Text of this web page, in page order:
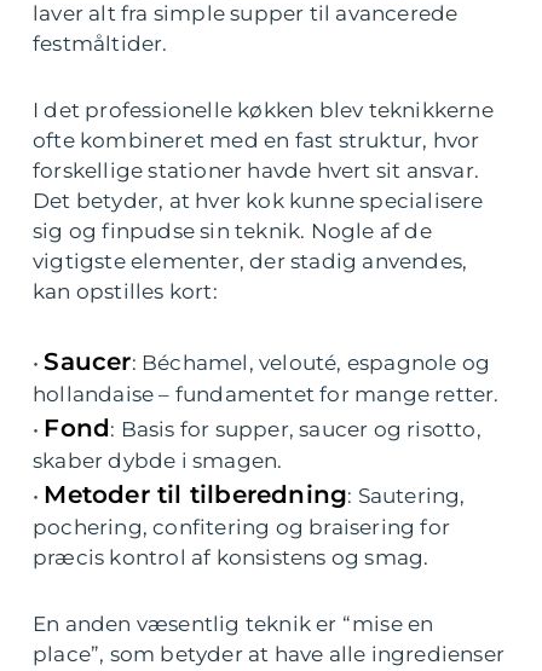
laver alt fra simple supper til avancerede
festmåltider.
I det professionelle køkken blev teknikkerne
ofte kombineret med en fast struktur, hvor
forskellige stationer havde hvert sit ansvar.
Det betyder, at hver kok kunne specialisere
sig og finpudse sin teknik. Nogle af de
vigtigste elementer, der stadig anvendes,
kan opstilles kort:
•Saucer: Béchamel, velouté, espagnole og
hollandaise – fundamentet for mange retter.
• Fond: Basis for supper, saucer og risotto,
skaber dybde i smagen.
• Metoder til tilberedning: Sautering,
pochering, confitering og braisering for
præcis kontrol af konsistens og smag.
En anden væsentlig teknik er “mise en
place”, som betyder at have alle ingredienser